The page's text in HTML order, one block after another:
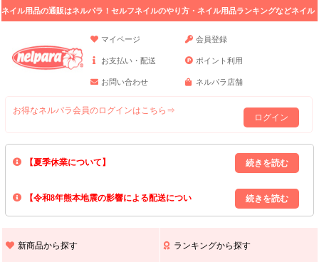
ネイル用品の通販はネルパラ！セルフネイルのやり方・ネイル用品ランキングなどネイル
マイページ
会員登録
お支払い・配送 ポイント利用
お問い合わせ ネルパラ店舗
お得なネルパラ会員のログインはこちら⇒
ログイン
【夏季休業について】
8/13(木)～8/16(日)の間｢出荷業務・お問い合わせ業務｣はお休みいたしま
上記期間中のご注文・お問い合わせは8/17(月)以降の対応となりますので
【令和8年熊本地震の影響による配送につい
また､ 九州全域でお荷物のお届けに遅延が生じております｡
新商品から探す ランキングから探す